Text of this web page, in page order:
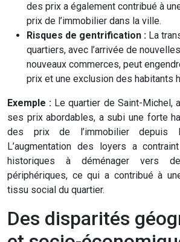
des prix a également contribué à
prix de l’immobilier dans la ville.
Risques de gentrification : La
quartiers, avec l’arrivée de
nouveaux commerces, peut
prix et une exclusion des habitants
Exemple : Le quartier de Saint-Michel,
ses prix abordables, a subi une forte
des prix de l’immobilier depuis
L’augmentation des loyers a
historiques à déménager vers
périphériques, ce qui a contribué à
tissu social du quartier.
Des disparités